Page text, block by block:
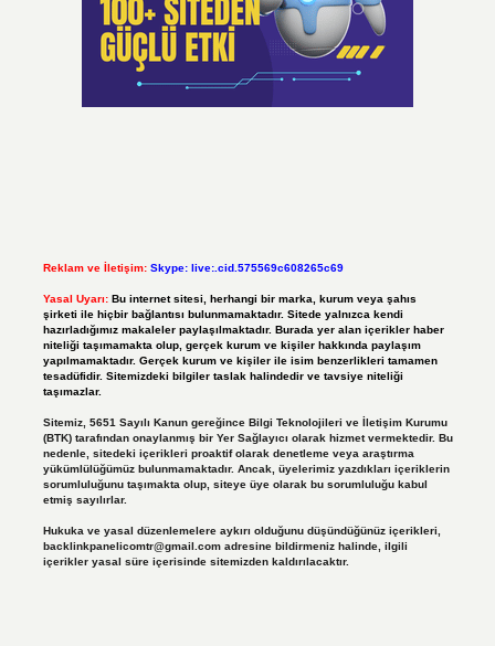
Reklam ve İletişim: Skype: live:.cid.575569c608265c69
Yasal Uyarı: Bu internet sitesi, herhangi bir marka, kurum veya şahıs
şirketi ile hiçbir bağlantısı bulunmamaktadır. Sitede yalnızca kendi
hazırladığımız makaleler paylaşılmaktadır. Burada yer alan içerikler haber
niteliği taşımamakta olup, gerçek kurum ve kişiler hakkında paylaşım
yapılmamaktadır. Gerçek kurum ve kişiler ile isim benzerlikleri tamamen
tesadüfidir. Sitemizdeki bilgiler taslak halindedir ve tavsiye niteliği
taşımazlar.
Sitemiz, 5651 Sayılı Kanun gereğince Bilgi Teknolojileri ve İletişim Kurumu
(BTK) tarafından onaylanmış bir Yer Sağlayıcı olarak hizmet vermektedir. Bu
nedenle, sitedeki içerikleri proaktif olarak denetleme veya araştırma
yükümlülüğümüz bulunmamaktadır. Ancak, üyelerimiz yazdıkları içeriklerin
sorumluluğunu taşımakta olup, siteye üye olarak bu sorumluluğu kabul
etmiş sayılırlar.
Hukuka ve yasal düzenlemelere aykırı olduğunu düşündüğünüz içerikleri,
backlinkpanelicomtr@gmail.comadresine bildirmeniz halinde, ilgili
içerikler yasal süre içerisinde sitemizden kaldırılacaktır.